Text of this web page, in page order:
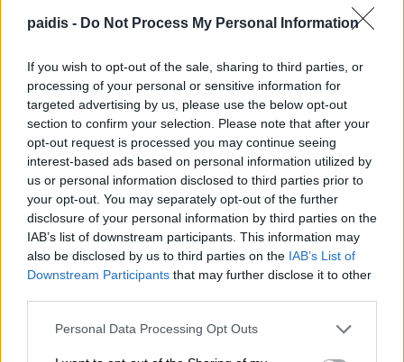
paidis - Do Not Process My Personal Information
If you wish to opt-out of the sale, sharing to third parties, or
processing of your personal or sensitive information for
targeted advertising by us, please use the below opt-out
section to confirm your selection. Please note that after your
opt-out request is processed you may continue seeing
interest-based ads based on personal information utilized by
us or personal information disclosed to third parties prior to
your opt-out. You may separately opt-out of the further
disclosure of your personal information by third parties on the
IAB’s list of downstream participants. This information may
also be disclosed by us to third parties on the IAB’s List of
Downstream Participants that may further disclose it to other
Personal Data Processing Opt Outs
Κοινοποιήστε:
Facebook X
▌ΤΑ ΠΙΟ ΔΗΜΟΦΙΛΗ
ΣΗΜΕΡΑ